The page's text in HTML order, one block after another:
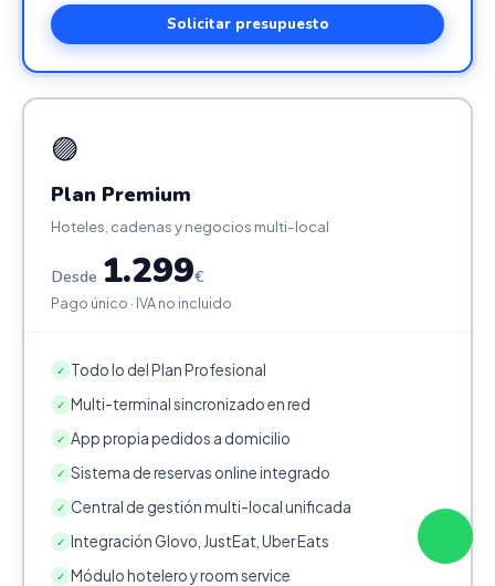
Solicitar presupuesto
🟣
Plan Premium
Hoteles, cadenas y negocios multi-local
Desde 1.299€
Pago único · IVA no incluido
✓ Todo lo del Plan Profesional
✓ Multi-terminal sincronizado en red
✓ App propia pedidos a domicilio
✓ Sistema de reservas online integrado
✓ Central de gestión multi-local unificada
✓ Integración Glovo, JustEat, Uber Eats
✓ Módulo hotelero y room service